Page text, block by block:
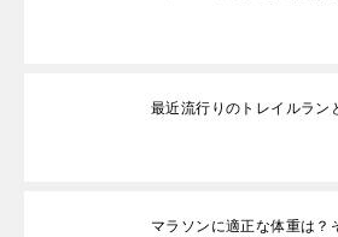
最近流行りのトレイルラン
マラソンに適正な体重は？